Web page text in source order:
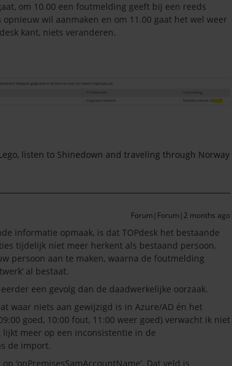
om 10.00 een foutmelding geeft bij een reeds
wil aanmaken en om 11.00 gaat het wel weer
kant, niets veranderen.
listen to Shinedown and traveling through Norway
Forum|Forum|2 months ago
informatie opmaak, is dat TOPdesk het bestaande
tijdelijk niet meer herkent als bestaand persoon.
persoon aan te maken, waarna de foutmelding
al bestaat.
een gevolg dan de daadwerkelijke oorzaak.
waar niets aan gewijzigd is in Azure/AD én het
goed, 10:00 fout, 11:00 weer goed) verwacht ik niet
meer op een inconsistentie in de
de import.
‘onPremisesSamAccountName’. Dat veld is